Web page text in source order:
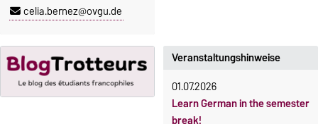
celia.bernez@ovgu.de
OVGU-Account
Oktober 2026.
Kursteilnahme nur nach
Gebühren
Gebührenrückerstattung
Gebührenbefreiungen bei
curricularer Sprachausbildung
Veranstaltungshinweise
01.07.2026
Learn German in the semester
break!